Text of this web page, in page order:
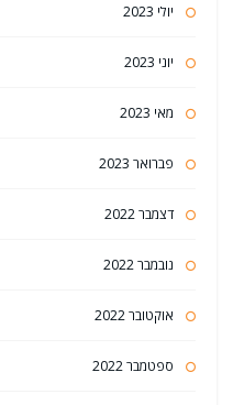
יולי 2023
יוני 2023
מאי 2023
פברואר 2023
דצמבר 2022
נובמבר 2022
אוקטובר 2022
ספטמבר 2022